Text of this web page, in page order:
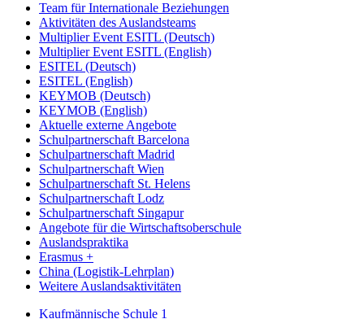
Team für Internationale Beziehungen
Aktivitäten des Auslandsteams
Multiplier Event ESITL (Deutsch)
Multiplier Event ESITL (English)
ESITEL (Deutsch)
ESITEL (English)
KEYMOB (Deutsch)
KEYMOB (English)
Aktuelle externe Angebote
Schulpartnerschaft Barcelona
Schulpartnerschaft Madrid
Schulpartnerschaft Wien
Schulpartnerschaft St. Helens
Schulpartnerschaft Lodz
Schulpartnerschaft Singapur
Angebote für die Wirtschaftsoberschule
Auslandspraktika
Erasmus +
China (Logistik-Lehrplan)
Weitere Auslandsaktivitäten
Kaufmännische Schule 1